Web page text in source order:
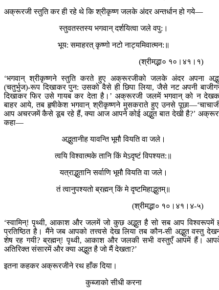
अक्रूरजी स्तुति कर ही रहे थे कि श्रीकृष्ण जलके अंदर अन्तर्धान हो गये—
स्तुवतस्तस्य भगवान् दर्शयित्वा जले वपु:।
भूय: समाहरत् कृष्णो नटो नाट्यमिवात्मन:॥
(श्रीमद्भा० १०।४१।१)
‘भगवान् श्रीकृष्णने स्तुति करते हुए अक्रूरजीको जलके अंदर अपना
(चतुर्भुज)-रूप दिखाकर पुन: उसको वैसे ही छिपा लिया, जैसे नट अपनी
दिखाकर फिर उसे गायब कर देता है।’ अक्रूरजी जलमें भगवान् को न
बाहर आये, तब हृषीकेश भगवान् श्रीकृष्णने मुसकराते हुए उनसे
आप अचरजमें कैसे डूब रहे हैं, क्या आज आपने कोई अद्भुत बात देखी है?’
कहा—
अद्भुतानीह यावन्ति भूमौ वियति वा जले।
त्वयि विश्वात्मके तानि किं मेऽदृष्टं विपश्यत:॥
यत्राद्भुतानि सर्वाणि भूमौ वियति वा जले।
तं त्वानुपश्यतो ब्रह्मन् किं मे दृष्टमिहाद्भुतम्॥
(श्रीमद्भा० १०।४१।४-५)
‘स्वामिन्! पृथ्वी, आकाश और जलमें जो कुछ अद्भुत है सो सब आप विश्वरूपमें
प्रतिष्ठित है। मैंने जब आपको तत्त्वसे देख लिया तब कौन-सी अद्भुत वस्तु
शेष रह गयी? ब्रह्मन्! पृथ्वी, आकाश और जलकी सभी वस्तुएँ आपमें हैं।
अतिरिक्त संसारमें और क्या अद्भुत है जो मैं देखता?’
इतना कहकर अक्रूरजीने रथ हाँक दिया।
कुब्जाको सीधी करना